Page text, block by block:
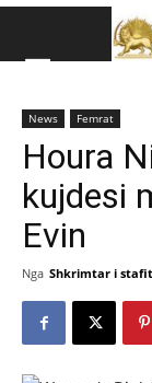
News Femrat
Houra
kujdesi
Evin
Nga Shkrimtar i stafit